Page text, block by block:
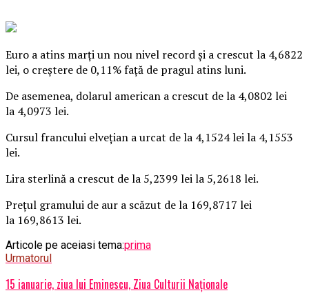
Euro a atins marţi un nou nivel record şi a crescut la 4,6822
lei, o creştere de 0,11% faţă de pragul atins luni.
De asemenea, dolarul american a crescut de la 4,0802 lei
la 4,0973 lei.
Cursul francului elveţian a urcat de la 4,1524 lei la 4,1553
lei.
Lira sterlină a crescut de la 5,2399 lei la 5,2618 lei.
Preţul gramului de aur a scăzut de la 169,8717 lei
la 169,8613 lei.
Articole pe aceiasi tema:prima
Urmatorul
15 ianuarie, ziua lui Eminescu, Ziua Culturii Naţionale